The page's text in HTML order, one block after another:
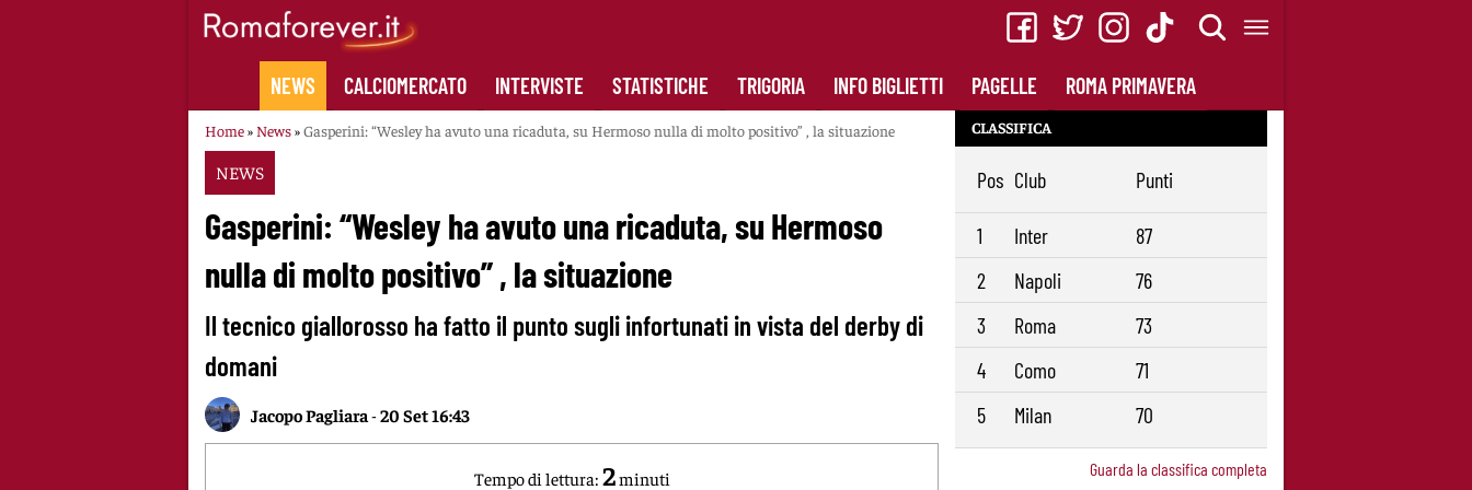
NEWS CALCIOMERCATO INTERVISTE STATISTICHE TRIGORIA INFO BIGLIETTI PAGELLE ROMA PRIMAVERA
Home» News»Gasperini: “Wesley ha avuto una ricaduta, su Hermoso nulla di molto positivo” , la situazione
NEWS
Gasperini: “Wesley ha avuto una ricaduta, su Hermoso
nulla di molto positivo” , la situazione
Il tecnico giallorosso ha fatto il punto sugli infortunati in vista del derby di
domani
Jacopo Pagliara -20 Set 16:43
Tempo di lettura: 2minuti
CLASSIFICA
Pos Club Punti
1 Inter
87
2
Napoli
76
3
Roma
73
4
Como
71
5
Milan 70
Guarda la classifica completa